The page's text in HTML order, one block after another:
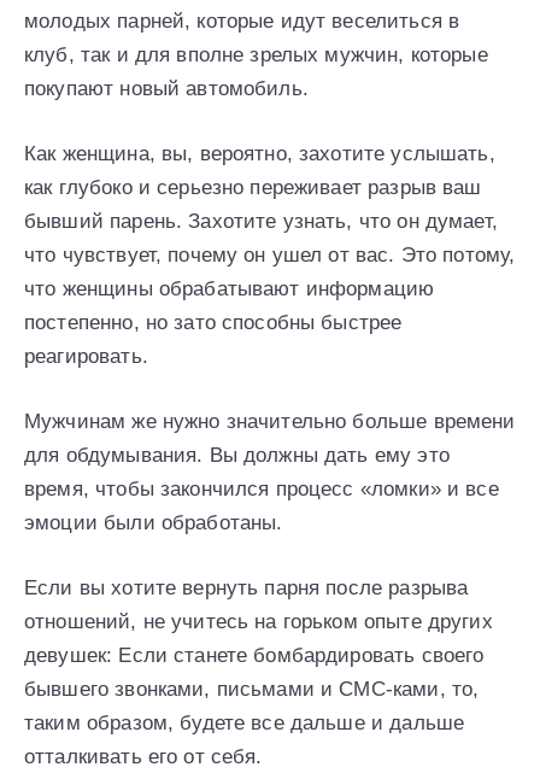
молодых парней, которые идут веселиться в
клуб, так и для вполне зрелых мужчин, которые
покупают новый автомобиль.
Как женщина, вы, вероятно, захотите услышать,
как глубоко и серьезно переживает разрыв ваш
бывший парень. Захотите узнать, что он думает,
что чувствует, почему он ушел от вас. Это потому,
что женщины обрабатывают информацию
постепенно, но зато способны быстрее
реагировать.
Мужчинам же нужно значительно больше времени
для обдумывания. Вы должны дать ему это
время, чтобы закончился процесс «ломки» и все
эмоции были обработаны.
Если вы хотите вернуть парня после разрыва
отношений, не учитесь на горьком опыте других
девушек: Если станете бомбардировать своего
бывшего звонками, письмами и СМС-ками, то,
таким образом, будете все дальше и дальше
отталкивать его от себя.